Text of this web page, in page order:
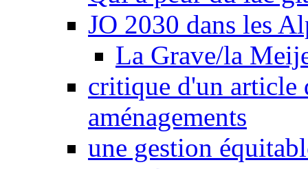
JO 2030 dans les
La Grave/la
critique d'un article
aménagements
une gestion